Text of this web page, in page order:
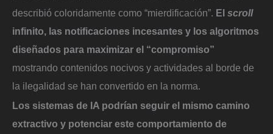
describió coloridamente como “mierdificación”. El scroll
infinito, las notificaciones incesantes y los algoritmos
diseñados para maximizar el “compromiso”
mostrando contenidos nocivos y actividades al borde de
la ilegalidad se han convertido en la norma.
Los sistemas de IA podrían seguir el mismo camino
extractivo y potenciar este comportamiento de